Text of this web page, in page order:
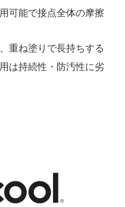
可能で接点全体の摩擦
重ね塗りで長持ちする
は持続性・防汚性に劣